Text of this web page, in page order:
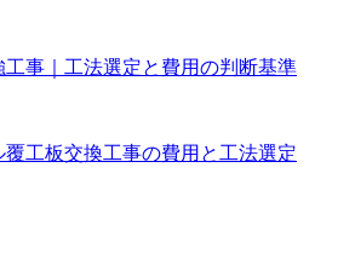
事｜工法選定と費用の判断基準
工板交換工事の費用と工法選定